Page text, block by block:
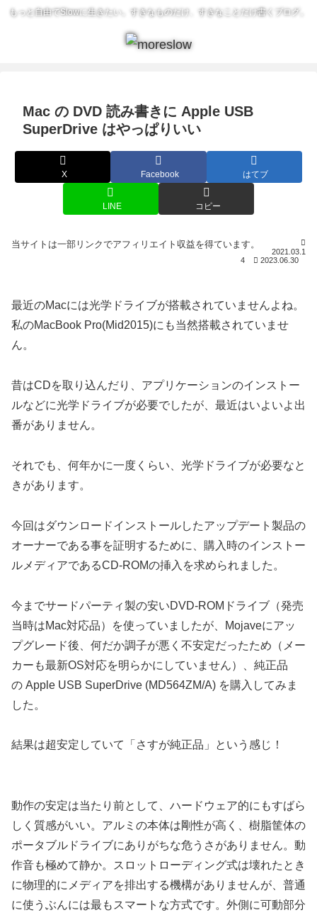
もっと自由でSlowに生きたい。すきなものだけ、すきなことだけ書くブログ。
Mac の DVD 読み書きに Apple USB
SuperDrive はやっぱりいい
X Facebook はてブ
LINE コピー
2021.03.1
4
2023.06.30
最近のMacには光学ドライブが搭載されていませんよね。
私のMacBook Pro(Mid2015)にも当然搭載されていませ
ん。
昔はCDを取り込んだり、アプリケーションのインストー
ルなどに光学ドライブが必要でしたが、最近はいよいよ出
番がありません。
それでも、何年かに一度くらい、光学ドライブが必要なと
きがあります。
今回はダウンロードインストールしたアップデート製品の
オーナーである事を証明するために、購入時のインストー
ルメディアであるCD-ROMの挿入を求められました。
今までサードパーティ製の安いDVD-ROMドライブ（発売
当時はMac対応品）を使っていましたが、Mojaveにアッ
プグレード後、何だか調子が悪く不安定だったため（メー
カーも最新OS対応を明らかにしていません）、純正品
の Apple USB SuperDrive (MD564ZM/A) を購入してみま
した。
結果は超安定していて「さすが純正品」という感じ！
動作の安定は当たり前として、ハードウェア的にもすばら
しく質感がいい。アルミの本体は剛性が高く、樹脂筐体の
ポータブルドライブにありがちな危うさがありません。動
作音も極めて静か。スロットローディング式は壊れたとき
に物理的にメディアを排出する機構がありませんが、普通
に使うぶんには最もスマートな方式です。外側に可動部分